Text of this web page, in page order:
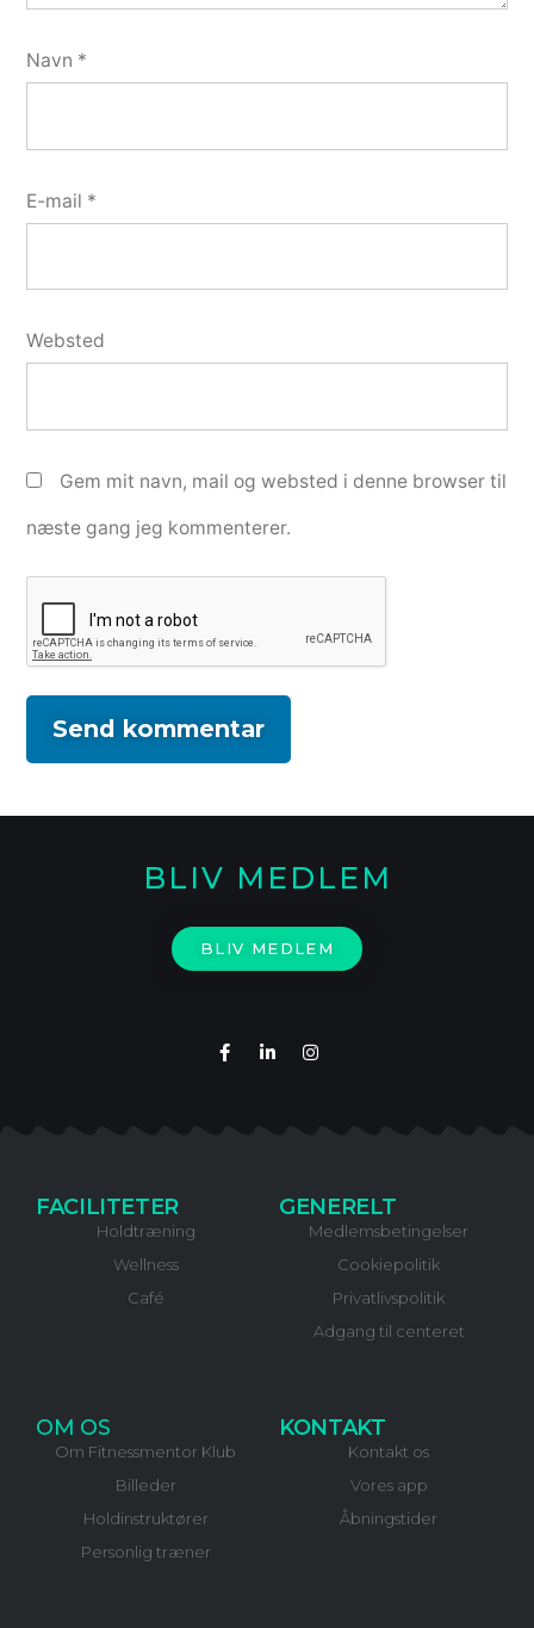
Navn *
E-mail *
Websted
Gem mit navn, mail og websted i denne browser til
næste gang jeg kommenterer.
BLIV MEDLEM
BLIV MEDLEM
FACILITETER
Holdtræning
Wellness
Café
GENERELT
Medlemsbetingelser
Cookiepolitik
Privatlivspolitik
Adgang til centeret
OM OS
Om Fitnessmentor Klub
Billeder
Holdinstruktører
Personlig træner
KONTAKT
Kontakt os
Vores app
Åbningstider